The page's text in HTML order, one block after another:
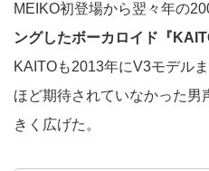
MEIKO初登場から翌々年の
ングしたボーカロイド『
KAITOも2013年にV3モデル
ほど期待されていなかった男
きく広げた。